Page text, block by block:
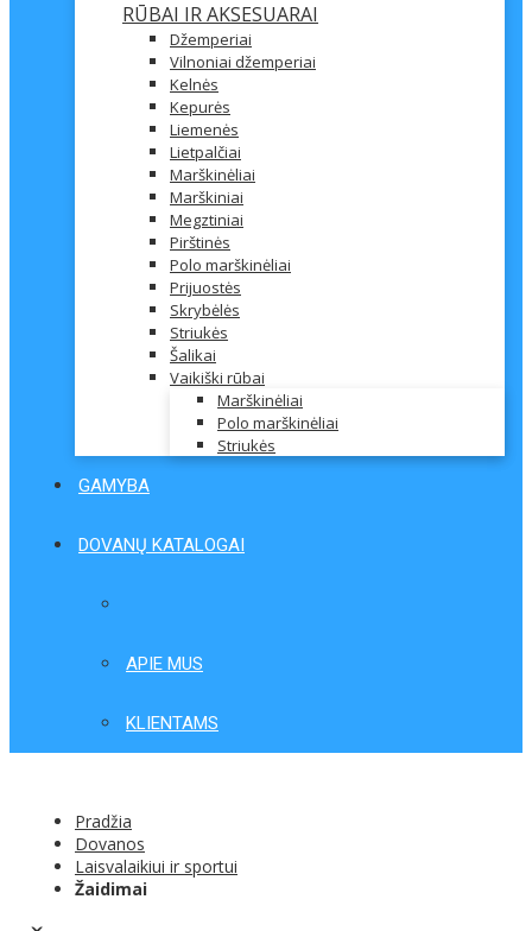
RŪBAI IR AKSESUARAI
Džemperiai
Vilnoniai džemperiai
Kelnės
Kepurės
Liemenės
Lietpalčiai
Marškinėliai
Marškiniai
Megztiniai
Pirštinės
Polo marškinėliai
Prijuostės
Skrybėlės
Striukės
Šalikai
Vaikiški rūbai
Marškinėliai
Polo marškinėliai
Striukės
GAMYBA
DOVANŲ KATALOGAI
APIE MUS
KLIENTAMS
Pradžia
Dovanos
Laisvalaikiui ir sportui
Žaidimai